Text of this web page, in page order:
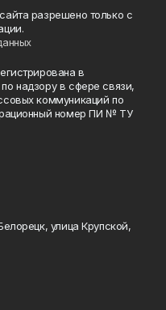
разрешено только с
в
надзору в сфере связи,
коммуникаций по
номер ПИ № ТУ
улица Крупской,